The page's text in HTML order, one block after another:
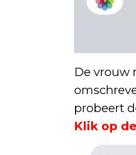
De vrouw
probeert
Klik op